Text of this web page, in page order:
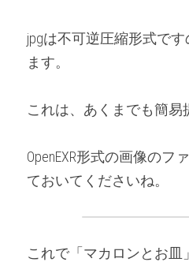
jpgは不可逆圧縮形式で
ます。
これは、あくまでも簡易
OpenEXR形式の画像のフ
ておいてくださいね。
これで「マカロンとお皿